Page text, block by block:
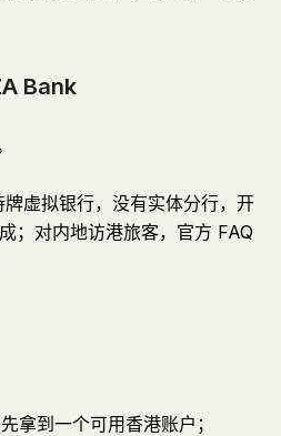
Bank
虚拟银行，没有实体分行，开
；对内地访港旅客，官方 FAQ
拿到一个可用香港账户；